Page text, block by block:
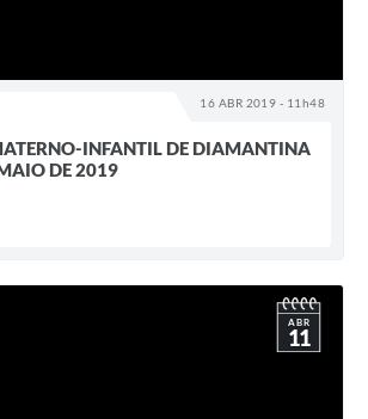
16 ABR 2019 - 11h48
INFANTIL DE DIAMANTINA
DE 2019
ABR
11